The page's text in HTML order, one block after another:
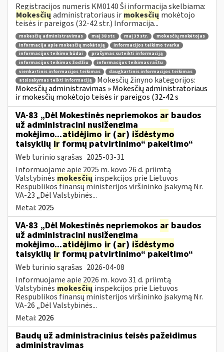
Registracijos numeris KM0140 Ši informacija skelbiama:
Mokesčių administratoriaus ir mokesčių mokėtojo
teisės ir pareigos (32-42 str.) Informacija...
mokesčių administravimas maį 38 str. maį 39 str.
mokesčių mokėtojas
informacija apie mokesčių mokėtoją
informacijos teikimo tvarka
informacijos teikimo būdai
prašymas suteikti informaciją
informacijos teikimas žodžiu
informacijos teikimas raštu
vienkartinis informacijos teikimas
daugkartinis informacijos teikimas
atsisakymas teikti informaciją
Mokesčių žinyno kategorijos:
Mokesčių administravimas » Mokesčių administratoriaus
ir mokesčių mokėtojo teisės ir pareigos (32-42 s
VA-83 „Dėl Mokestinės nepriemokos ar baudos
už administracinį nusižengimą
mokėjimo...atidėjimo ir (ar) išdėstymo
taisyklių ir formų patvirtinimo“ pakeitimo“
Web turinio sąrašas 2025-03-31
Informuojame apie 2025 m. kovo 26 d. priimtą
Valstybinės mokesčių inspekcijos prie Lietuvos
Respublikos finansų ministerijos viršininko įsakymą Nr.
VA-23 „Dėl Valstybinės...
Metai: 2025
VA-83 „Dėl Mokestinės nepriemokos ar baudos
už administracinį nusižengimą
mokėjimo...atidėjimo ir (ar) išdėstymo
taisyklių ir formų patvirtinimo“ pakeitimo“
Web turinio sąrašas 2026-04-08
Informuojame apie 2026 m. kovo 31 d. priimtą
Valstybinės mokesčių inspekcijos prie Lietuvos
Respublikos finansų ministerijos viršininko įsakymą Nr.
VA-26 „Dėl Valstybinės...
Metai: 2026
Baudų už administracinius teisės pažeidimus
administravimas